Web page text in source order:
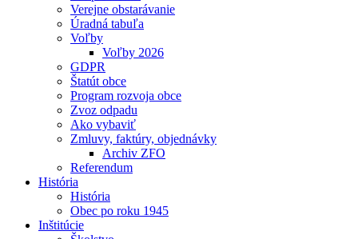
Verejne obstarávanie
Úradná tabuľa
Voľby
Voľby 2026
GDPR
Štatút obce
Program rozvoja obce
Zvoz odpadu
Ako vybaviť
Zmluvy, faktúry, objednávky
Archiv ZFO
Referendum
História
História
Obec po roku 1945
Inštitúcie